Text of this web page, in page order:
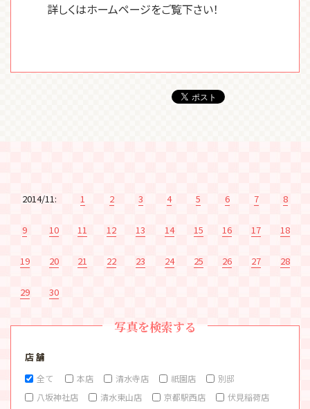
詳しくはホームページをご覧下さい！
2014/11: 1 2 3 4 5 6 7 8
9 10 11 12 13 14 15 16 17 18
19 20 21 22 23 24 25 26 27 28
29 30
写真を検索する
店 舗
全て 本店 清水寺店 祇園店
別邸
八坂神社店
清水東山店 京都駅西店
伏見稲荷店